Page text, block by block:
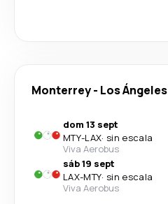
Monterrey- Los Ángeles
dom 13 sept
MTY-LAX· sin escala
Viva Aerobus
sáb 19 sept
LAX-MTY· sin escala
Viva Aerobus